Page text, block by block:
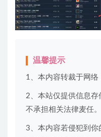
温馨提示
1、本内容转裁于网络
2、本站仅提供信息存
不承担相关法律麦任。
3、本内容若侵犯到你